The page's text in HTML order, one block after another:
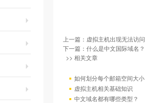
上一篇： 虚拟主机出现无法访
下一篇： 什么是中文国际域名？
>> 相关文章
如何划分每个邮箱空间大
虚拟主机相关基础知识
中文域名都有哪些类型？